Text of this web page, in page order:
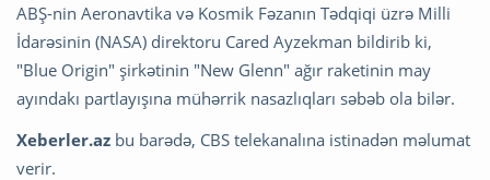
ABŞ-nin Aeronavtika və Kosmik Fəzanın Tədqiqi üzrə Milli
İdarəsinin (NASA) direktoru Cared Ayzekman bildirib ki,
"Blue Origin" şirkətinin "New Glenn" ağır raketinin may
ayındakı partlayışına mühərrik nasazlıqları səbəb ola bilər.
Xeberler.az bu barədə, CBS telekanalına istinadən məlumat
verir.